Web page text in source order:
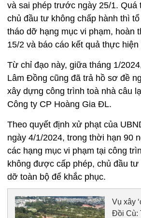
và sai phép trước ngày 25/1. Quá
chủ đầu tư không chấp hành thì
tháo dỡ hạng mục vi phạm, hoàn
15/2 và báo cáo kết quả thực
Từ chỉ đạo này, giữa tháng 1/
Lâm Đồng cũng đã trả hồ sơ đề
xây dựng công trình toà nhà câu
Công ty CP Hoàng Gia ĐL.
Theo quyết định xử phạt của
ngày 4/1/2024, trong thời hạn 90
các hạng mục vi phạm tại công
không được cấp phép, chủ đầu tư
dỡ toàn bộ để khắc phục.
Vụ xây
Đồi Cù: